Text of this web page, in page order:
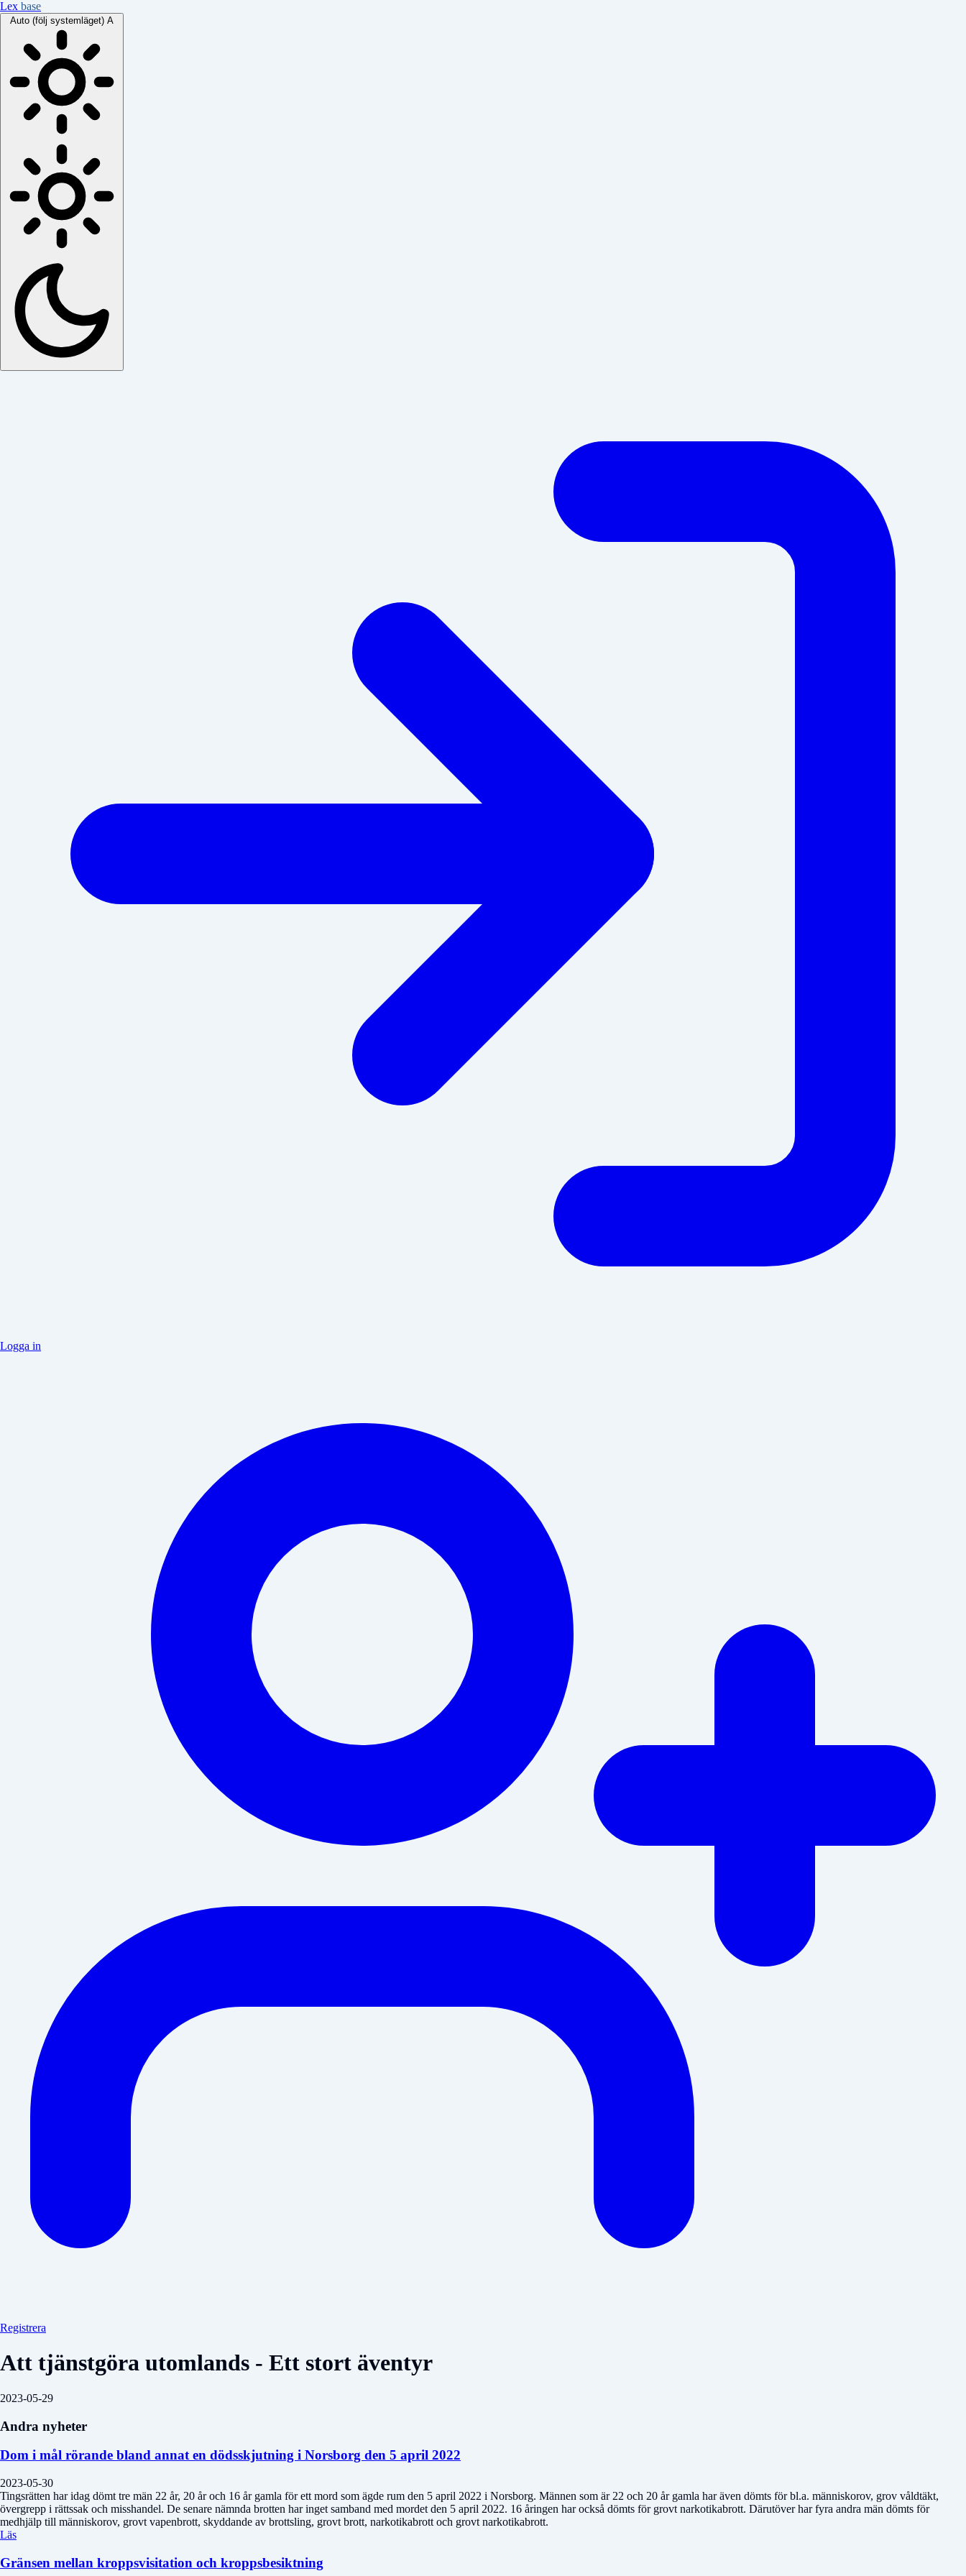
Lex base
Auto (följ systemläget) A
Logga in
Registrera
Att tjänstgöra utomlands - Ett stort äventyr
2023-05-29
Andra nyheter
Dom i mål rörande bland annat en dödsskjutning i Norsborg den 5 april 2022
2023-05-30
Tingsrätten har idag dömt tre män 22 år, 20 år och 16 år gamla för ett mord som ägde rum den 5 april 2022 i Norsborg. Männen som är 22 och 20 år gamla har även dömts för bl.a. människorov, grov våldtäkt,
övergrepp i rättssak och misshandel. De senare nämnda brotten har inget samband med mordet den 5 april 2022. 16 åringen har också dömts för grovt narkotikabrott. Därutöver har fyra andra män dömts för
medhjälp till människorov, grovt vapenbrott, skyddande av brottsling, grovt brott, narkotikabrott och grovt narkotikabrott.
Läs
Gränsen mellan kroppsvisitation och kroppsbesiktning